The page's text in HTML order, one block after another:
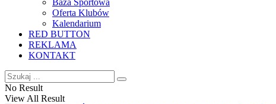
Baza Sportowa
Oferta Klubów
Kalendarium
RED BUTTON
REKLAMA
KONTAKT
No Result
View All Result